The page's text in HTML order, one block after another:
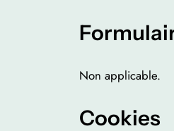
Non applicable.
Cookies